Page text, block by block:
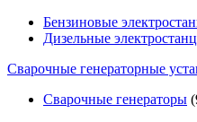
Бензиновые
Дизельные
Сварочные генераторные
Сварочные генераторы